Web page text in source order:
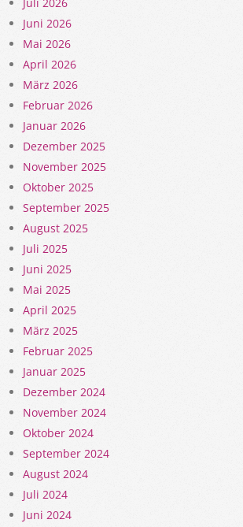
Juli 2026
Juni 2026
Mai 2026
April 2026
März 2026
Februar 2026
Januar 2026
Dezember 2025
November 2025
Oktober 2025
September 2025
August 2025
Juli 2025
Juni 2025
Mai 2025
April 2025
März 2025
Februar 2025
Januar 2025
Dezember 2024
November 2024
Oktober 2024
September 2024
August 2024
Juli 2024
Juni 2024